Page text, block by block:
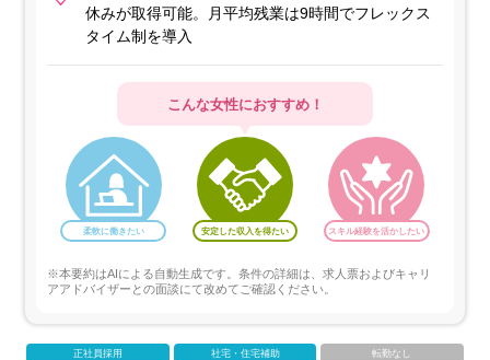
休みが取得可能。月平均残業は9時間でフレックス
タイム制を導入
こんな女性におすすめ！
柔軟に働きたい 安定した収入を得たい スキル経験を活かしたい
※本要約はAIによる自動生成です。条件の詳細は、求人票およびキャリ
アアドバイザーとの面談にて改めてご確認ください。
正社員採用 社宅・住宅補助 転勤なし